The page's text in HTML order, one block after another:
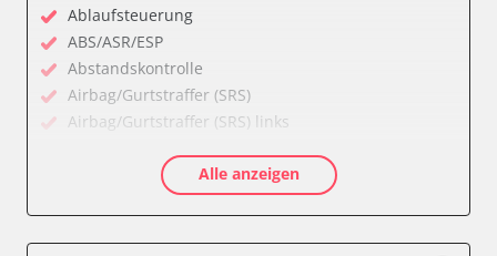
Ablaufsteuerung
ABS/ASR/ESP
Abstandskontrolle
Airbag/Gurtstraffer (SRS)
Airbag/Gurtstraffer (SRS) links
Allradelektronik
Anhängersteuergerät
Alle anzeigen